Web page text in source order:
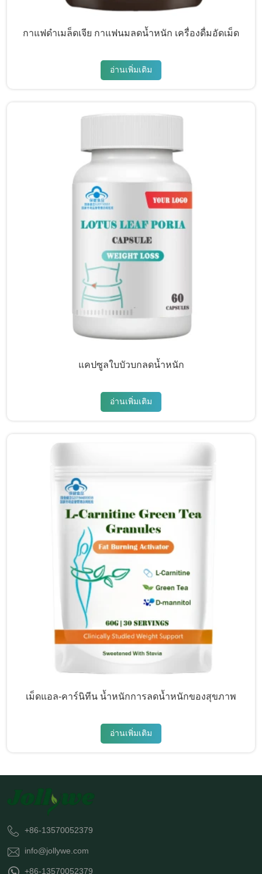
กาแฟดำเมล็ดเจีย กาแฟนมลดน้ำหนัก เครื่องดื่มอัดเม็ด
อ่านเพิ่มเติม
แคปซูลใบบัวบกลดน้ำหนัก
อ่านเพิ่มเติม
เม็ดแอล-คาร์นิทีน น้ำหนักการลดน้ำหนักของสุขภาพ
อ่านเพิ่มเติม
+86-13570052379
info@jollywe.com
+86-13570052379